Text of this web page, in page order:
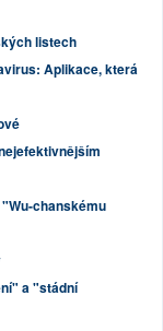
listech
Aplikace, která
chanskému
a "stádní